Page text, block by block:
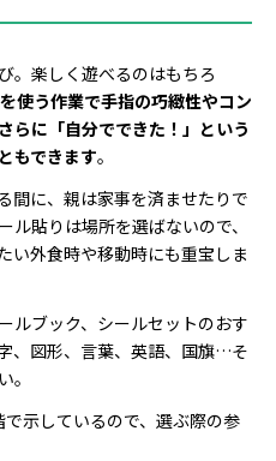
リ教育のシール貼りセット
ルで効率的に育脳！くぼた
】
を刺激する知育シールパ
い！絵本みたいなシールブ
ト＆がんばりシール付き
成！文字・数を学べるシー
国旗シール絵本【難易度
。楽しく遊べるのはもちろ
使う作業で手指の巧緻性やコン
らに「自分でできた！」という
もできます。
間に、親は家事を済ませたりで
ル貼りは場所を選ばないので、
い外食時や移動時にも重宝しま
ルブック、シールセットのおす
、図形、言葉、英語、国旗…そ
。
示しているので、選ぶ際の参